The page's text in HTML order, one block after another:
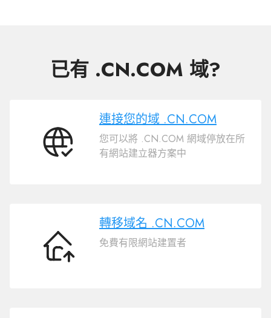
已有 .CN.COM 域?
連
.CN.COM
連接您的域 .CN.COM
您可以將 .CN.COM 網域停放在所
有網站建立器方案中
轉
轉移域名 .CN.COM
免費有限網站建置者